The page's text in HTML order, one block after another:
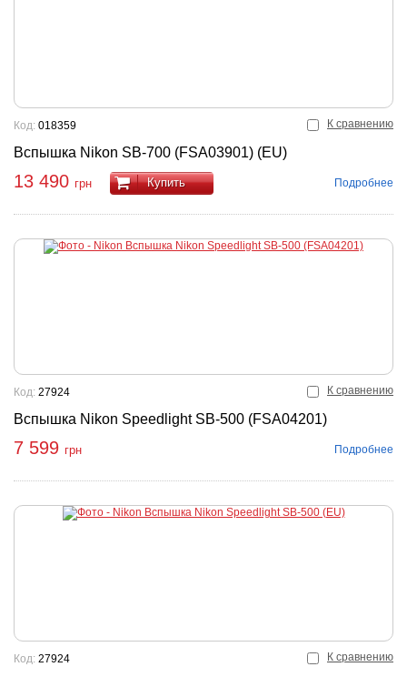
К сравнению
Вспышка Nikon SB-700 (FSA03901) (EU)
Код: 018359
13 490 грн Купить Подробнее
К сравнению
Вспышка Nikon Speedlight SB-500 (FSA04201)
Код: 27924
7 599 грн Подробнее
К сравнению
Код: 27924